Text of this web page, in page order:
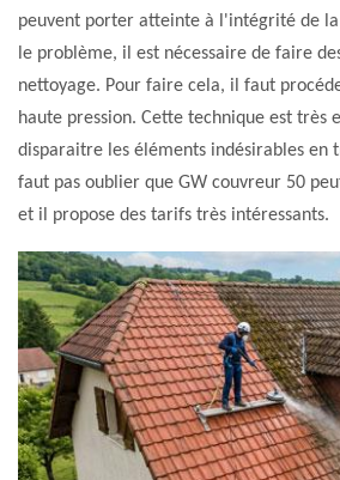
peuvent porter atteinte à l'intégrité de
le problème, il est nécessaire de faire
nettoyage. Pour faire cela, il faut
haute pression. Cette technique est très
disparaitre les éléments indésirables en
faut pas oublier que GW couvreur 50
et il propose des tarifs très intéressants.